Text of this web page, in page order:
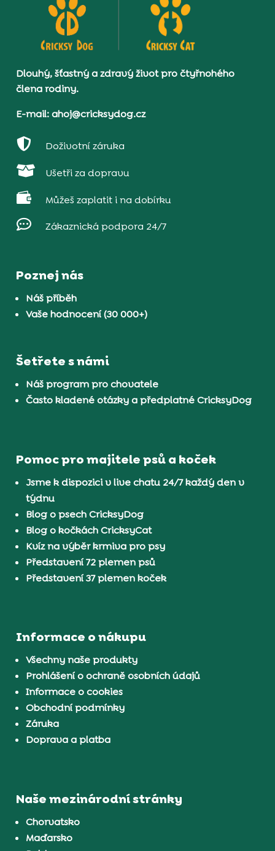
Dlouhý, šťastný a zdravý život pro čtyřnohého
člena rodiny.
E-mail: ahoj@cricksydog.cz
 Doživotní záruka
 Ušetři za dopravu
 Můžeš zaplatit i na dobírku
 Zákaznická podpora 24/7
Poznej nás
Náš příběh
Vaše hodnocení (30 000+)
Šetřete s námi
Náš program pro chovatele
Často kladené otázky a předplatné CricksyDog
Pomoc pro majitele psů a koček
Jsme k dispozici v live chatu 24/7 každý den v
týdnu
Blog o psech CricksyDog
Blog o kočkách CricksyCat
Kvíz na výběr krmiva pro psy
Představení 72 plemen psů
Představení 37 plemen koček
Informace o nákupu
Všechny naše produkty
Prohlášení o ochraně osobních údajů
Informace o cookies
Obchodní podmínky
Záruka
Doprava a platba
Naše mezinárodní stránky
Chorvatsko
Maďarsko